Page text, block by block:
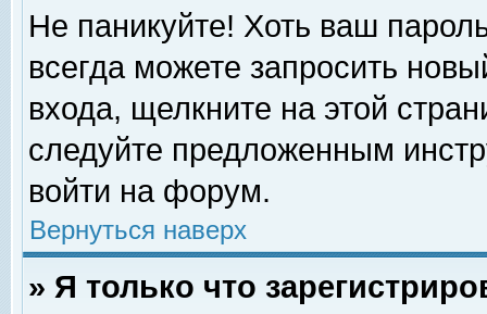
Не паникуйте! Хоть ваш
всегда можете запросить
входа, щелкните на этой
следуйте предложенным
войти на форум.
Вернуться наверх
» Я только что